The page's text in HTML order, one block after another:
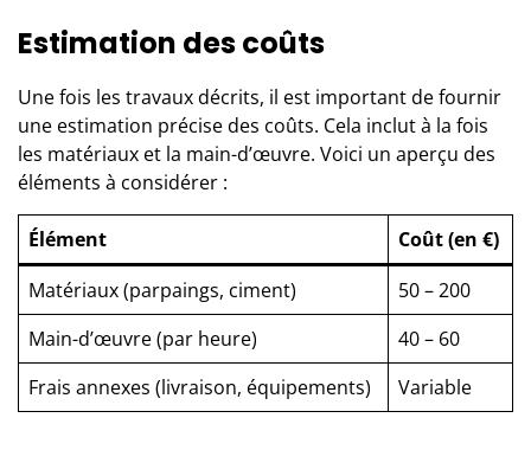
Estimation des coûts
Une fois les travaux décrits, il est important de fournir
une estimation précise des coûts. Cela inclut à la fois
les matériaux et la main-d’œuvre. Voici un aperçu des
éléments à considérer :
Élément
Coût (en €)
Matériaux (parpaings, ciment)
50 – 200
Main-d’œuvre (par heure)
40 – 60
Frais annexes (livraison, équipements)
Variable